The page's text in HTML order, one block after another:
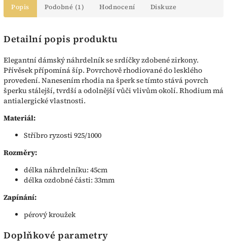
Popis Podobné (1) Hodnocení Diskuze
Detailní popis produktu
Elegantní dámský náhrdelník se srdíčky zdobené zirkony.
Přívěsek přípomíná šíp. Povrchově rhodiované do lesklého
provedení. Nanesením rhodia na šperk se tímto stává povrch
šperku stálejší, tvrdší a odolnější vůči vlivům okolí. Rhodium má
antialergické vlastnosti.
Materiál:
Stříbro ryzosti 925/1000
Rozměry:
délka náhrdelníku: 45cm
délka ozdobné části: 33mm
Zapínání:
pérový kroužek
Doplňkové parametry